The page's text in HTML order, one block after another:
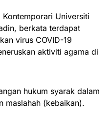
Kontemporari Universiti
berkata terdapat
virus COVID-19
aktiviti agama di
hukum syarak dalam
maslahah (kebaikan).